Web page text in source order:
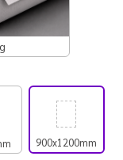
900x1200mm